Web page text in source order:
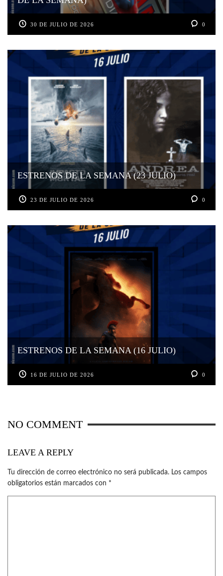
30 DE JULIO DE 2026 0
ESTRENOS DE LA SEMANA (23 JULIO)
23 DE JULIO DE 2026 0
ESTRENOS DE LA SEMANA (16 JULIO)
16 DE JULIO DE 2026 0
NO COMMENT
LEAVE A REPLY
Tu dirección de correo electrónico no será publicada. Los campos
obligatorios están marcados con *